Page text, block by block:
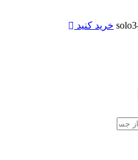
خرید کنید